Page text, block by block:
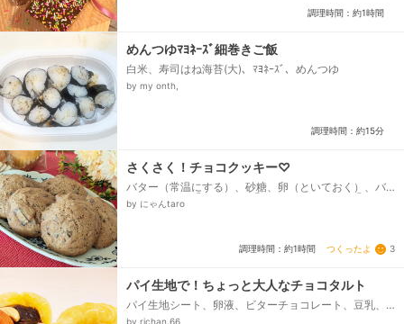
粉砂糖、ココアパウダー、コーヒー、無塩バター、バ
ニラエッセンス、＜仕上げに＞、お好みのアラザン...
調理時間：約1時間
めんつゆﾏﾖﾈｰｽﾞ細巻きご飯
白米、寿司はね海苔(大)、ﾏﾖﾈｰｽﾞ、めんつゆ
by my onth,
調理時間：約15分
さくさく！チョコクッキー♡
バター（常温にする）、砂糖、卵（といておく）、バ
ニラオイル、◯薄力粉、◯ココアパウダー、◯ベー
by にゃんtaro
調理時間：約1時間 つくったよ 3
パイ生地で！ちょっと大人なチョコタルト
パイ生地シート、卵液、ビターチョコレート、豆乳、
レーズン、白ワイン、くるみ、アーモンド
by richan.66